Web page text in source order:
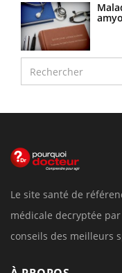
Le site santé de
médicale decryptée
conseils des meilleurs